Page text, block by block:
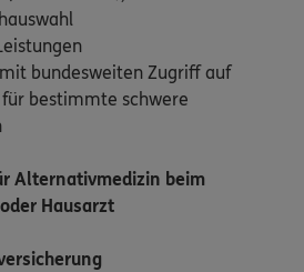
bundesweiten Zugriff auf
bestimmte schwere
Alternativmedizin beim
Hausarzt